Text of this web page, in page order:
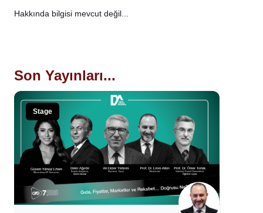
Hakkında bilgisi mevcut değil...
Son Yayınları...
Stage